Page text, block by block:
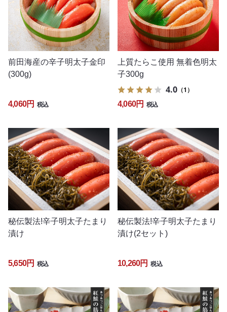
前田海産の辛子明太子金印
(300g)
4,060円 税込
上質たらこ使用 無着色明太
子300g
4.0 （1）
4,060円 税込
秘伝製法!辛子明太子たまり
漬け
5,650円 税込
秘伝製法!辛子明太子たまり
漬け(2セット)
10,260円 税込